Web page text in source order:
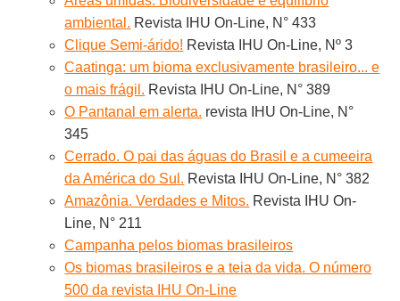
ambiental. Revista IHU On-Line, N° 433
Clique Semi-árido! Revista IHU On-Line, Nº 3
Caatinga: um bioma exclusivamente brasileiro... e
o mais frágil. Revista IHU On-Line, N° 389
O Pantanal em alerta. revista IHU On-Line, N°
345
Cerrado. O pai das águas do Brasil e a cumeeira
da América do Sul. Revista IHU On-Line, N° 382
Amazônia. Verdades e Mitos. Revista IHU On-
Line, N° 211
Campanha pelos biomas brasileiros
Os biomas brasileiros e a teia da vida. O número
500 da revista IHU On-Line